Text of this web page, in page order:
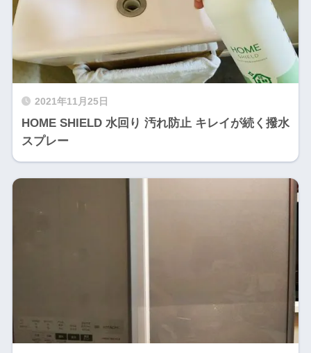
2021年11月25日
HOME SHIELD 水回り 汚れ防止 キレイが続く撥水
スプレー